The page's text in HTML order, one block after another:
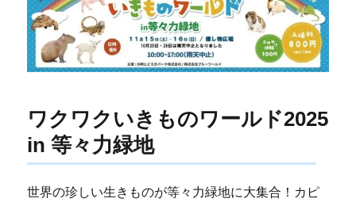
ワクワクいきものワールド2025
in 等々力緑地
世界の珍しい生きものが等々力緑地に大集合！カピ